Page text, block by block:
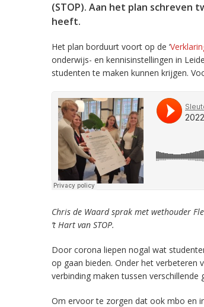
(STOP). Aan het plan schreven
heeft.
Het plan borduurt voort op de ‘
onderwijs- en kennisinstellingen in
studenten te maken kunnen krijgen.
Chris de Waard sprak met wethouder
’t Hart van STOP.
Door corona liepen nogal wat
op gaan bieden. Onder het verbeteren
verbinding maken tussen
Om ervoor te zorgen dat ook mbo en